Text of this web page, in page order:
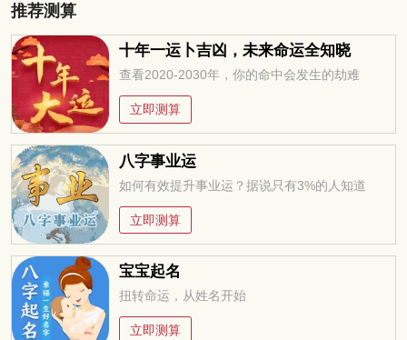
推荐测算
十年一运卜吉凶，未来命运全知晓
查看2020-2030年，你的命中会发生的劫难
立即测算
八字事业运
如何有效提升事业运？据说只有3%的人知道
立即测算
宝宝起名
扭转命运，从姓名开始
立即测算